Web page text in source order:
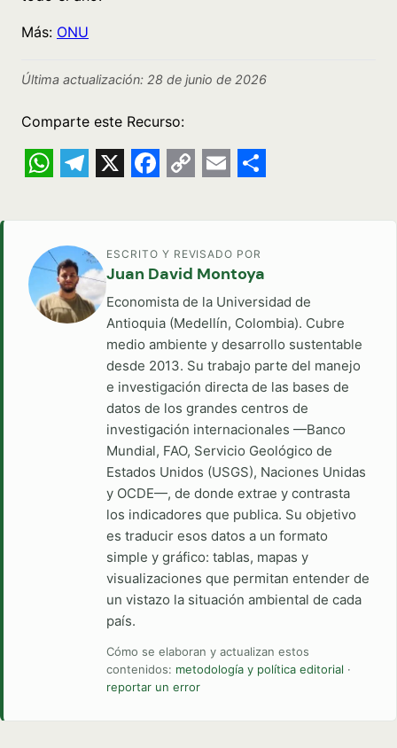
Más: ONU
Última actualización: 28 de junio de 2026
Comparte este Recurso:
ESCRITO Y REVISADO POR
Juan David Montoya
Economista de la Universidad de
Antioquia (Medellín, Colombia). Cubre
medio ambiente y desarrollo sustentable
desde 2013. Su trabajo parte del manejo
e investigación directa de las bases de
datos de los grandes centros de
investigación internacionales —Banco
Mundial, FAO, Servicio Geológico de
Estados Unidos (USGS), Naciones Unidas
y OCDE—, de donde extrae y contrasta
los indicadores que publica. Su objetivo
es traducir esos datos a un formato
simple y gráfico: tablas, mapas y
visualizaciones que permitan entender de
un vistazo la situación ambiental de cada
país.
Cómo se elaboran y actualizan estos
contenidos: metodología y política editorial ·
reportar un error